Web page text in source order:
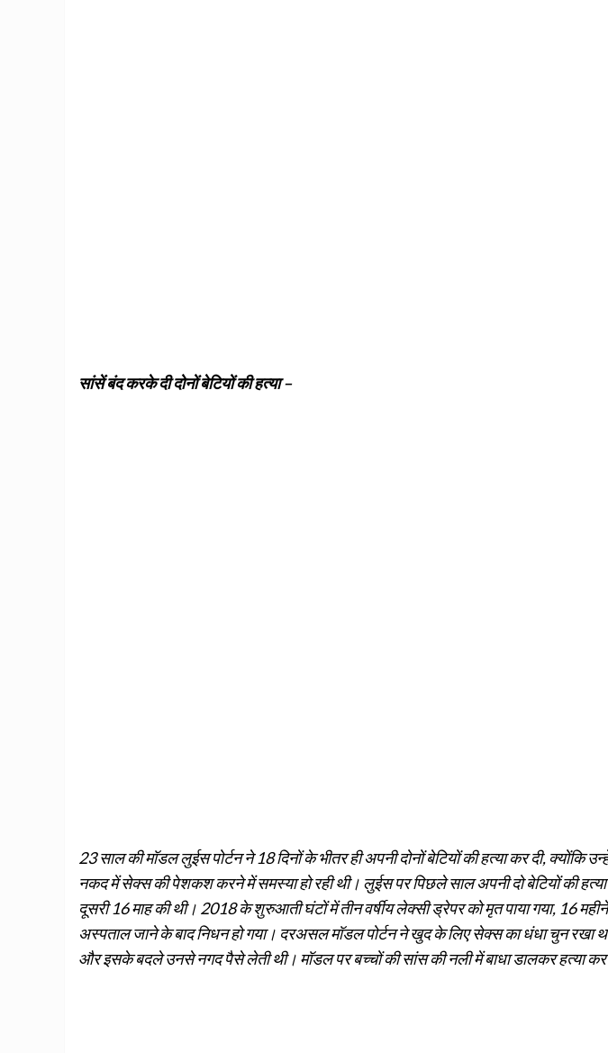
सांसें बंद करके दी दोनों बेटियों की हत्या –
23 साल की मॉडल लुईस पोर्टन ने 18 दिनों के भीतर ही अपनी दोनों बेटियों की हत्या कर दी, क्योंकि
नकद में सेक्स की पेशकश करने में समस्या हो रही थी। लुईस पर पिछले साल अपनी दो बेटियों की
दूसरी 16 माह की थी। 2018 के शुरुआती घंटों में तीन वर्षीय लेक्सी ड्रेपर को मृत पाया गया, 16
अस्पताल जाने के बाद निधन हो गया। दरअसल मॉडल पोर्टन ने खुद के लिए सेक्स का धंधा चुन रखा
और इसके बदले उनसे नगद पैसे लेती थी। मॉडल पर बच्चों की सांस की नली में बाधा डालकर हत्या